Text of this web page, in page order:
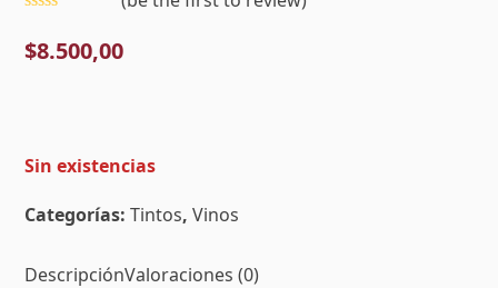
con
0
$8.500,00
Sin existencias
Categorías:Tintos,Vinos
DescripciónValoraciones (0)